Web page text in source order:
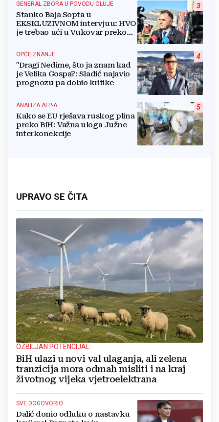
3
GENERAL ZBORA U POVODU OLUJE
Stanko Baja Sopta u
EKSKLUZIVNOM intervjuu: HVO
je trebao ući u Vukovar preko
Bršadina
4
OPĆE ZNANJE
"Dragi Nedime, što ja znam kad
je Velika Gospa?: Sladić najavio
prognozu pa dobio kritike
5
ANALIZA AFP-A
Kako se EU rješava ruskog plina
preko BiH: Važna uloga Južne
interkonekcije
UPRAVO SE ČITA
OZBILJAN POTENCIJAL
BiH ulazi u novi val ulaganja, ali zelena
tranzicija mora odmah misliti i na kraj
životnog vijeka vjetroelektrana
SVE DOGOVORIO
Dalić donio odluku o nastavku